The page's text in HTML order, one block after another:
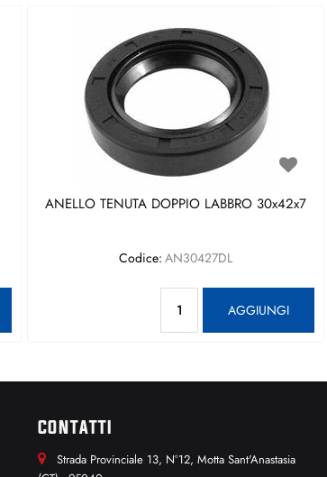
ANELLO TENUTA DOPPIO LABBRO 30x42x7
Codice: AN30427DL
AGGIUNGI
CONTATTI
Strada Provinciale 13, N°12, Motta Sant'Anastasia